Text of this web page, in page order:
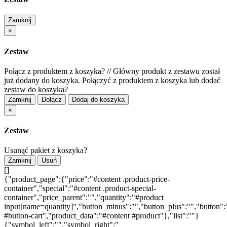
Zamknij
×
Zestaw
Połącz z produktem z koszyka? //Główny produkt z zestawu został
już dodany do koszyka. Połączyć z produktem z koszyka lub dodać
zestaw do koszyka?
Zamknij Dołącz
Dodaj do koszyka
×
Zestaw
Usunąć pakiet z koszyka?
Zamknij Usuń
[]
{"product_page":{"price":"#content .product-price-
container","special":"#content .product-special-
container","price_parent":"","quantity":"#product
#button-cart","product_data":"#content #product"},"list":""}
{"symbol_left":"","symbol_right":"